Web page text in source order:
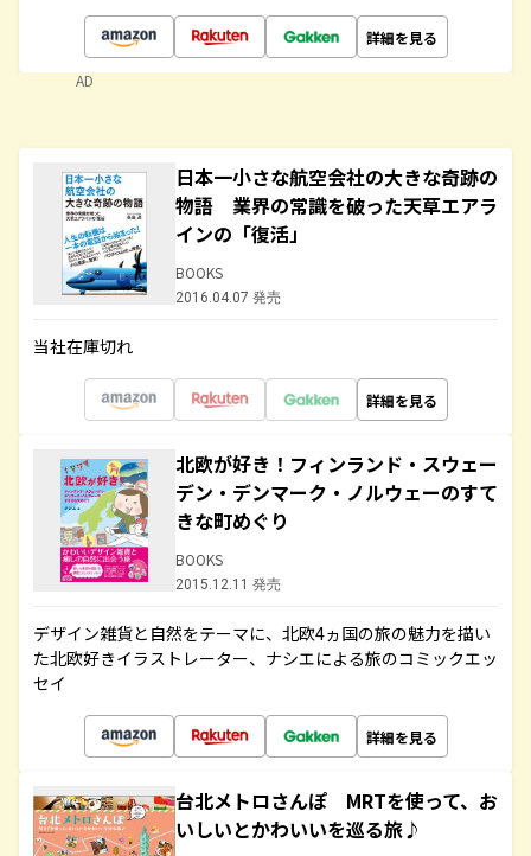
詳細を見る
AD
日本一小さな航空会社の大きな奇跡の
物語 業界の常識を破った天草エアラ
インの「復活」
BOOKS
2016.04.07 発売
当社在庫切れ
詳細を見る
北欧が好き！フィンランド・スウェー
デン・デンマーク・ノルウェーのすて
きな町めぐり
BOOKS
2015.12.11 発売
デザイン雑貨と自然をテーマに、北欧4ヵ国の旅の魅力を描い
た北欧好きイラストレーター、ナシエによる旅のコミックエッ
セイ
詳細を見る
台北メトロさんぽ MRTを使って、お
いしいとかわいいを巡る旅♪